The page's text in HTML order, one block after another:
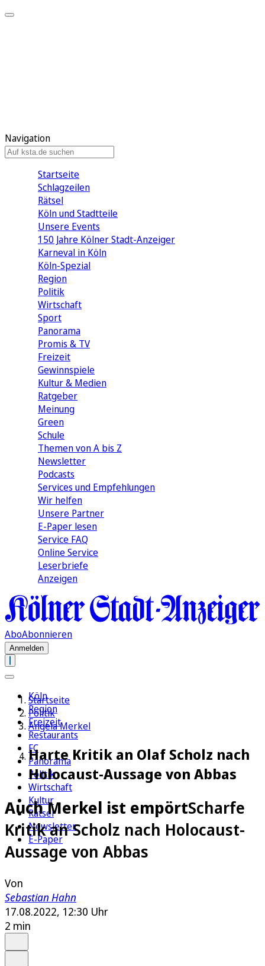
Navigation
Startseite
Schlagzeilen
Rätsel
Köln und Stadtteile
Unsere Events
150 Jahre Kölner Stadt-Anzeiger
Karneval in Köln
Köln-Spezial
Region
Politik
Wirtschaft
Sport
Panorama
Promis & TV
Freizeit
Gewinnspiele
Kultur & Medien
Ratgeber
Meinung
Green
Schule
Themen von A bis Z
Newsletter
Podcasts
Services und Empfehlungen
Wir helfen
Unsere Partner
E-Paper lesen
Service FAQ
Online Service
Leserbriefe
Anzeigen
AboAbonnieren
Anmelden
Köln
Region
Freizeit
Restaurants
FC
Panorama
Politik
Wirtschaft
Kultur
Rätsel
Newsletter
E-Paper
Startseite
Politik
Angela Merkel
Harte Kritik an Olaf Scholz nach
Holocaust-Aussage von Abbas
Auch Merkel ist empörtScharfe
Kritik an Scholz nach Holocaust-
Aussage von Abbas
Von
Sebastian Hahn
17.08.2022, 12:30 Uhr
2 min